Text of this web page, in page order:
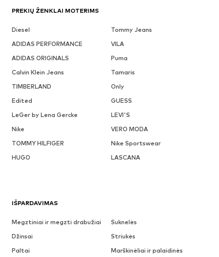
PREKIŲ ŽENKLAI MOTERIMS
Diesel
Tommy Jeans
ADIDAS PERFORMANCE
VILA
ADIDAS ORIGINALS
Puma
Calvin Klein Jeans
Tamaris
TIMBERLAND
Only
Edited
GUESS
LeGer by Lena Gercke
LEVI'S
Nike
VERO MODA
TOMMY HILFIGER
Nike Sportswear
HUGO
LASCANA
IŠPARDAVIMAS
Megztiniai ir megzti drabužiai
Suknelės
Džinsai
Striukės
Paltai
Marškinėliai ir palaidinės